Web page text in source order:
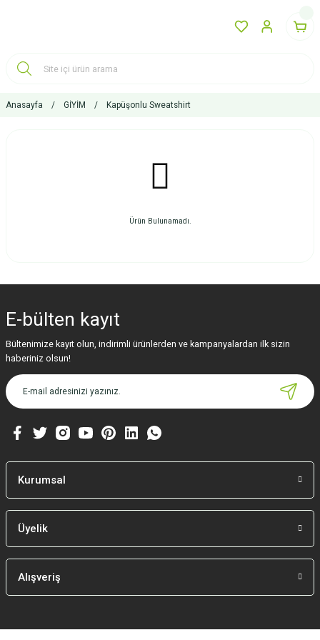
Anasayfa GİYİM Kapüşonlu Sweatshirt
Ürün Bulunamadı.
E-bülten kayıt
Bültenimize kayıt olun, indirimli ürünlerden ve kampanyalardan ilk sizin
haberiniz olsun!
Kurumsal
Üyelik
Alışveriş